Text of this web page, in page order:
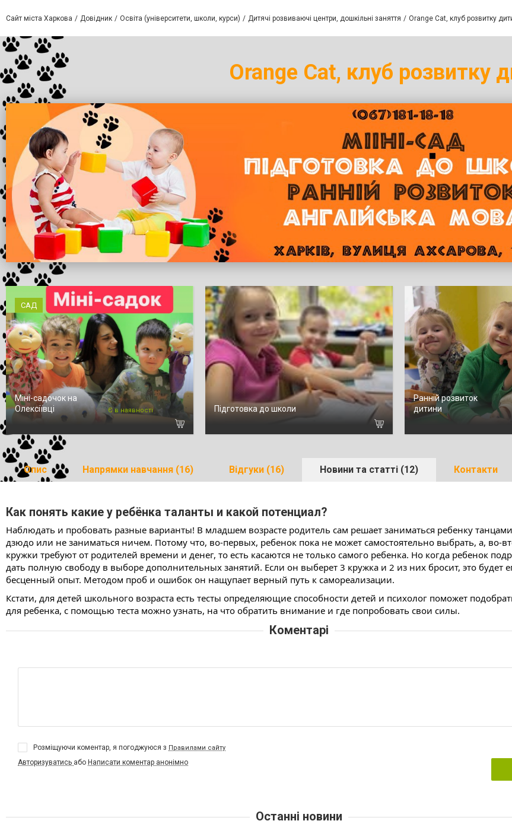
Сайт міста Харкова Довідник Освіта (університети, школи, курси) Дитячі розвиваючі центри, дошкільні заняття Orange Cat, клуб розвитку
Orange Cat, клуб розвитку
САД
Міні-садочок на
Олексіївці
Є в наявності Підготовка до школи
Ранній розвиток
дитини
Опис Напрямки навчання (16) Відгуки (16) Новини та статті (12) Контакти
Как понять какие у ребёнка таланты и какой потенциал?
Наблюдать и пробовать разные варианты! В младшем возрасте родитель сам решает заниматься ребенку
дзюдо или не заниматься ничем. Потому что, во-первых, ребенок пока не может самостоятельно выбрать, а, во-
кружки требуют от родителей времени и денег, то есть касаются не только самого ребенка. Но когда ребенок
дать полную свободу в выборе дополнительных занятий. Если он выберет 3 кружка и 2 из них бросит, это будет
бесценный опыт. Методом проб и ошибок он нащупает верный путь к самореализации.
Кстати, для детей школьного возраста есть тесты определяющие способности детей и психолог поможет
для ребенка, с помощью теста можно узнать, на что обратить внимание и где попробовать свои силы.
Коментарі
Розміщуючи коментар, я погоджуюся з Правилами сайту
Авторизуватись або Написати коментар анонімно
Останні новини